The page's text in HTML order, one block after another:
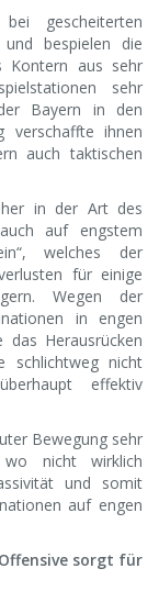
gescheiterten
bespielen die
Kontern aus sehr
sehr
Bayern in den
verschaffte ihnen
auch taktischen
in der Art des
auf engstem
welches der
für einige
Wegen der
in engen
das Herausrücken
schlichtweg nicht
effektiv
Bewegung sehr
wo nicht wirklich
und somit
auf engen
sorgt für